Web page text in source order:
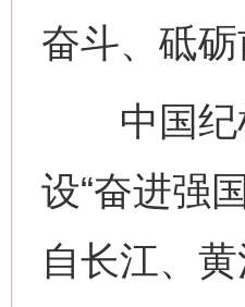
奋斗、砥
中国纪检
设“奋进强
自长江、